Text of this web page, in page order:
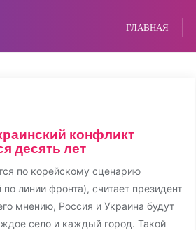
ГЛАВНАЯ
конфликт
десять лет
по корейскому сценарию
линии фронта), считает президент
мнению, Россия и Украина будут
село и каждый город. Такой